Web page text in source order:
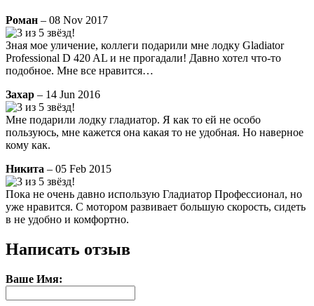
Роман – 08 Nov 2017
Зная мое уличение, коллеги подарили мне лодку Gladiator
Professional D 420 AL и не прогадали! Давно хотел что-то
подобное. Мне все нравится…
Захар – 14 Jun 2016
Мне подарили лодку гладиатор. Я как то ей не особо
пользуюсь, мне кажется она какая то не удобная. Но наверное
кому как.
Никита – 05 Feb 2015
Пока не очень давно использую Гладиатор Профессионал, но
уже нравится. С мотором развивает большую скорость, сидеть
в не удобно и комфортно.
Написать отзыв
Ваше Имя: